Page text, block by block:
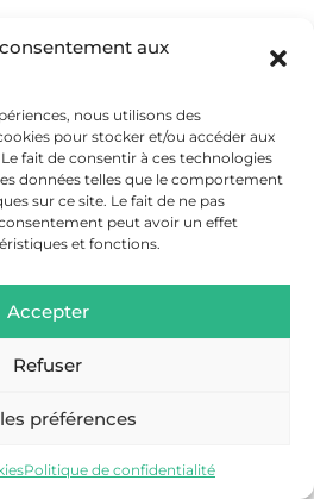
aux
nous utilisons des
pour stocker et/ou accéder aux
fait de consentir à ces technologies
données telles que le comportement
sur ce site. Le fait de ne pas
peut avoir un effet
et fonctions.
Accepter
Refuser
préférences
Politique de confidentialité